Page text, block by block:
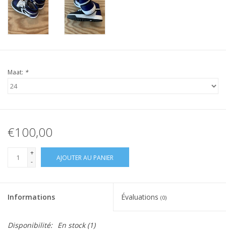
Maat: *
€100,00
+
-
AJOUTER AU PANIER
Informations Évaluations (0)
Disponibilité: En stock(1)